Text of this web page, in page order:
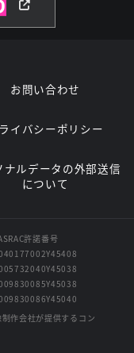
お問い合わせ
イバシーポリシー
ナルデータの外部送信
について
許諾番号
作会社が提供するコン